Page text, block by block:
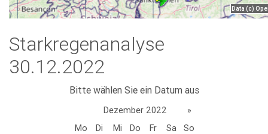
Starkregenanalyse
30.12.2022
Bitte wählen Sie ein Datum aus
Dezember 2022
»
Mo
Di Mi Do Fr Sa
So